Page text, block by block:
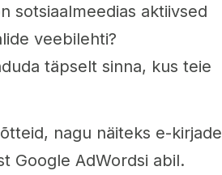
sotsiaalmeedias aktiivsed
veebilehti?
täpselt sinna, kus teie
nagu näiteks e-kirjade
Google AdWordsi abil.